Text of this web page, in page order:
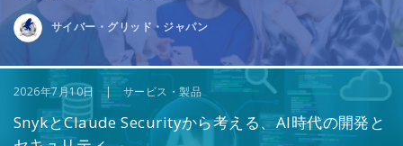
サイバー・グリッド・ジャパン
2026年7月10日 | サービス・製品
SnykとClaude Securityから考える、AI時代の開発と